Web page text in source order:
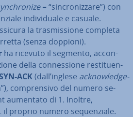
= “sin­cro­niz­za­re”) con
in­di­vi­dua­le e casuale.
la tra­smis­sio­ne completa
(senza doppioni).
ha ricevuto il segmento, ac­con­
della con­nes­sio­ne re­sti­tuen­
ACK(dall’inglese ac­k­no­w­led­ge­
com­pren­si­vo del numero se­
aumentato di 1. Inoltre,
proprio numero se­quen­zia­le.